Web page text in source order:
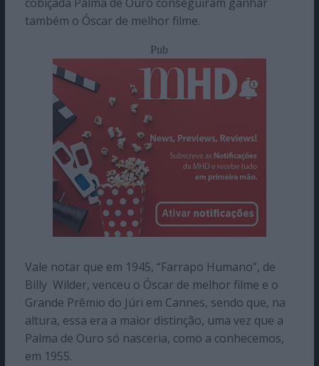
também o Óscar de melhor filme.
Pub
Vale notar que em 1945, “Farrapo Humano”, de
Billy Wilder, venceu o Óscar de melhor filme e o
Grande Prêmio do Júri em Cannes, sendo que, na
altura, essa era a maior distinção, uma vez que a
Palma de Ouro só nasceria, como a conhecemos,
em 1955.